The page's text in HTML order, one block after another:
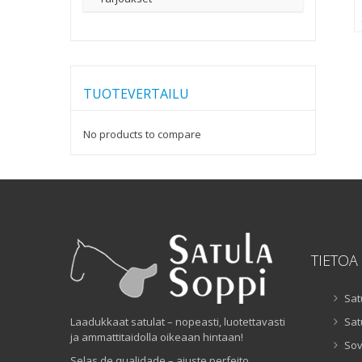
TUOTEVERTAILU
No products to compare
Laadukkaat satulat – nopeasti, luotettavasti
ja ammattitaidolla oikeaan hintaan!
TIETOA